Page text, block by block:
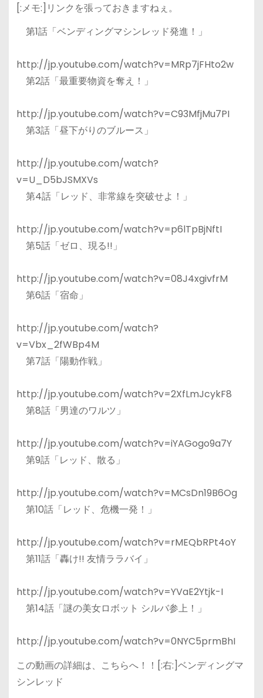
[:メモ:]リンクを張っておきますねぇ。
第1話「ベンディングマシンレッド発進！」
http://jp.youtube.com/watch?v=MRp7jFHto2w
第2話「最重要物資を奪え！」
http://jp.youtube.com/watch?v=C93MfjMu7PI
第3話「昼下がりのブルース」
http://jp.youtube.com/watch?
v=U_D5bJSMXVs
第4話「レッド、非常線を突破せよ！」
http://jp.youtube.com/watch?v=p6lTpBjNftI
第5話「ゼロ、現る!!」
http://jp.youtube.com/watch?v=08J4xgivfrM
第6話「宿命」
http://jp.youtube.com/watch?
v=Vbx_2fWBp4M
第7話「陽動作戦」
http://jp.youtube.com/watch?v=2XfLmJcykF8
第8話「男達のワルツ」
http://jp.youtube.com/watch?v=iYAGogo9a7Y
第9話「レッド、散る」
http://jp.youtube.com/watch?v=MCsDn19B6Og
第10話「レッド、危機一発！」
http://jp.youtube.com/watch?v=rMEQbRPt4oY
第11話「轟け!! 友情ララバイ」
http://jp.youtube.com/watch?v=YVaE2Ytjk-I
第14話「謎の美女ロボット シルバ参上！」
http://jp.youtube.com/watch?v=0NYC5prmBhI
この動画の詳細は、こちらへ！！[:右:]ベンディングマ
シンレッド